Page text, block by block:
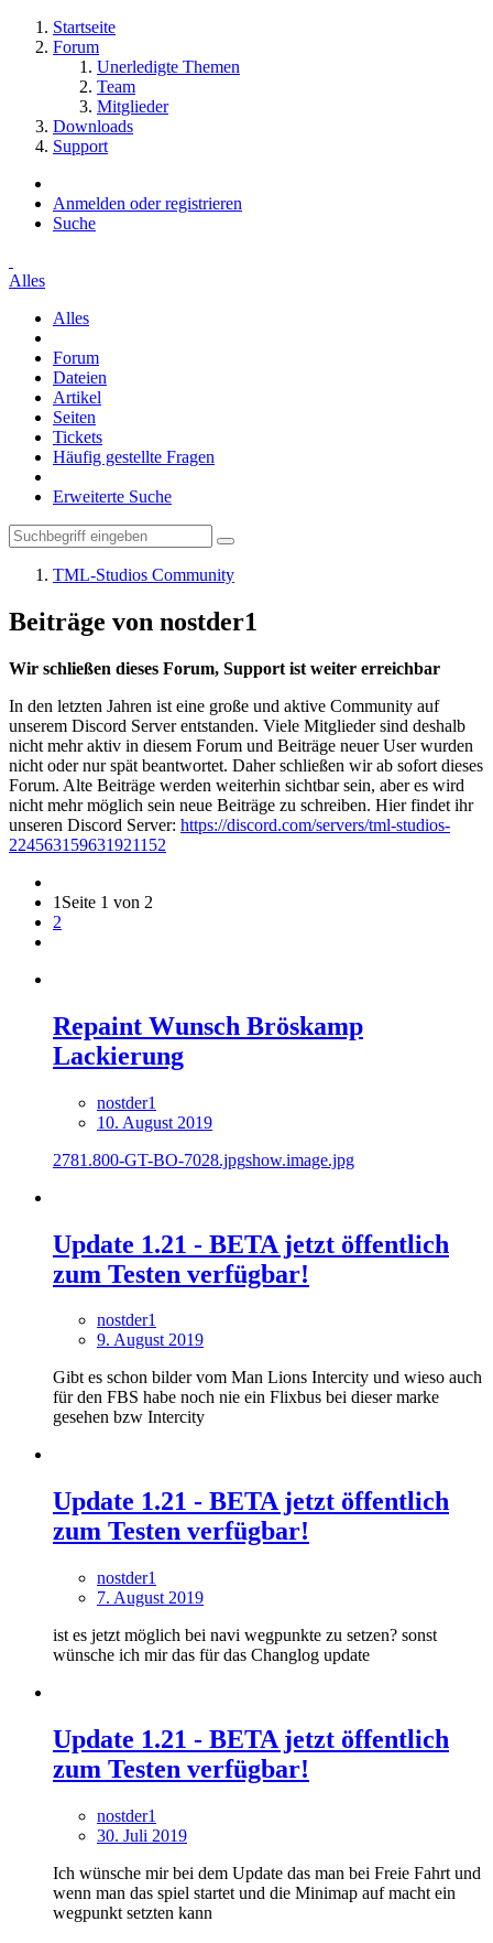
Startseite
Forum
Unerledigte Themen
Team
Mitglieder
Downloads
Support
Anmelden oder registrieren
Suche
Alles
Alles
Forum
Dateien
Artikel
Seiten
Tickets
Häufig gestellte Fragen
Erweiterte Suche
TML-Studios Community
Beiträge von nostder1
Wir schließen dieses Forum, Support ist weiter erreichbar
In den letzten Jahren ist eine große und aktive Community auf
unserem Discord Server entstanden. Viele Mitglieder sind deshalb
nicht mehr aktiv in diesem Forum und Beiträge neuer User wurden
nicht oder nur spät beantwortet. Daher schließen wir ab sofort dieses
Forum. Alte Beiträge werden weiterhin sichtbar sein, aber es wird
nicht mehr möglich sein neue Beiträge zu schreiben. Hier findet ihr
unseren Discord Server: https://discord.com/servers/tml-studios-
224563159631921152
1 Seite 1 von 2
2
Repaint Wunsch Bröskamp
Lackierung
nostder1
10. August 2019
2781.800-GT-BO-7028.jpgshow.image.jpg
Update 1.21 - BETA jetzt öffentlich
zum Testen verfügbar!
nostder1
9. August 2019
Gibt es schon bilder vom Man Lions Intercity und wieso auch
für den FBS habe noch nie ein Flixbus bei dieser marke
gesehen bzw Intercity
Update 1.21 - BETA jetzt öffentlich
zum Testen verfügbar!
nostder1
7. August 2019
ist es jetzt möglich bei navi wegpunkte zu setzen? sonst
wünsche ich mir das für das Changlog update
Update 1.21 - BETA jetzt öffentlich
zum Testen verfügbar!
nostder1
30. Juli 2019
Ich wünsche mir bei dem Update das man bei Freie Fahrt und
wenn man das spiel startet und die Minimap auf macht ein
wegpunkt setzten kann